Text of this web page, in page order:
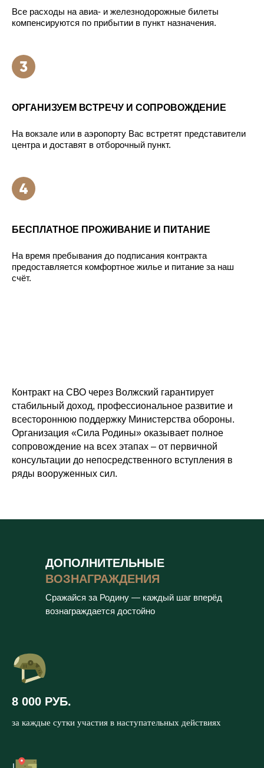
Все расходы на авиа- и железнодорожные билеты
компенсируются по прибытии в пункт назначения.
ОРГАНИЗУЕМ ВСТРЕЧУ И СОПРОВОЖДЕНИЕ
На вокзале или в аэропорту Вас встретят представители
центра и доставят в отборочный пункт.
БЕСПЛАТНОЕ ПРОЖИВАНИЕ И ПИТАНИЕ
На время пребывания до подписания контракта
предоставляется комфортное жилье и питание за наш
счёт.
Контракт на СВО через Волжский гарантирует
стабильный доход, профессиональное развитие и
всестороннюю поддержку Министерства обороны.
Организация «Сила Родины» оказывает полное
сопровождение на всех этапах – от первичной
консультации до непосредственного вступления в
ряды вооруженных сил.
ДОПОЛНИТЕЛЬНЫЕ
ВОЗНАГРАЖДЕНИЯ
Сражайся за Родину — каждый шаг вперёд
вознаграждается достойно
8 000 РУБ.
за каждые сутки участия в наступательных действиях